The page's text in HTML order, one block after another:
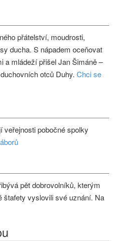
přátelství, moudrosti,
ducha. S nápadem oceňovat
a mládeží přišel Jan Šimáně –
otců Duhy. Chci se
veřejnosti pobočné spolky
pět dobrovolníků, kterým
štafety vyslovili své uznání. Na